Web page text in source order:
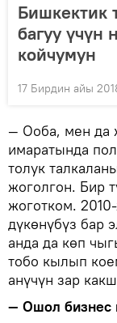
Бишкектик
багуу үчүн
койчумун
17 Бирдин айы
— Ооба, мен да
имаратында
толук
жоголгон. Бир
жоготком.
дүкөнүбүз бар
анда да көп
тобо кылып
анүчүн зар
— Ошол бизнес